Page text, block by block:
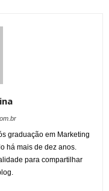
graduação em Marketing
há mais de dez anos.
para compartilhar